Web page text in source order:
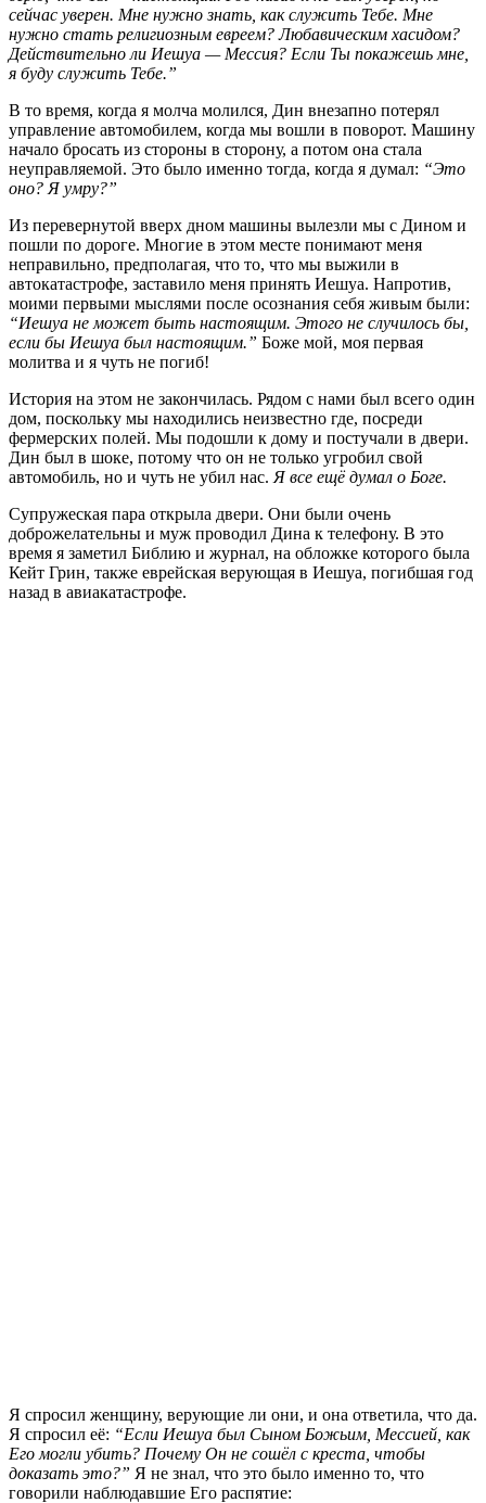
сейчас уверен. Мне нужно знать, как служить Тебе. Мне
нужно стать религиозным евреем? Любавическим хасидом?
Действительно ли Иешуа — Мессия? Если Ты покажешь мне,
я буду служить Тебе.”
В то время, когда я молча молился, Дин внезапно потерял
управление автомобилем, когда мы вошли в поворот. Машину
начало бросать из стороны в сторону, а потом она стала
неуправляемой. Это было именно тогда, когда я думал: “Это
оно? Я умру?”
Из перевернутой вверх дном машины вылезли мы с Дином и
пошли по дороге. Многие в этом месте понимают меня
неправильно, предполагая, что то, что мы выжили в
автокатастрофе, заставило меня принять Иешуа. Напротив,
моими первыми мыслями после осознания себя живым были:
“Иешуа не может быть настоящим. Этого не случилось бы,
если бы Иешуа был настоящим.” Боже мой, моя первая
молитва и я чуть не погиб!
История на этом не закончилась. Рядом с нами был всего один
дом, поскольку мы находились неизвестно где, посреди
фермерских полей. Мы подошли к дому и постучали в двери.
Дин был в шоке, потому что он не только угробил свой
автомобиль, но и чуть не убил нас. Я все ещё думал о Боге.
Супружеская пара открыла двери. Они были очень
доброжелательны и муж проводил Дина к телефону. В это
время я заметил Библию и журнал, на обложке которого была
Кейт Грин, также еврейская верующая в Иешуа, погибшая год
назад в авиакатастрофе.
Я спросил женщину, верующие ли они, и она ответила, что да.
Я спросил её: “Если Иешуа был Сыном Божьим, Мессией, как
Его могли убить? Почему Он не сошёл с креста, чтобы
доказать это?” Я не знал, что это было именно то, что
говорили наблюдавшие Его распятие: